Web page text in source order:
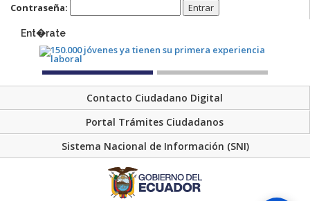
Contraseña:
Ent�rate
Contacto Ciudadano Digital
Portal Trámites Ciudadanos
Sistema Nacional de Información (SNI)